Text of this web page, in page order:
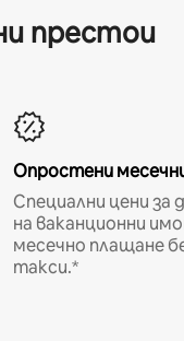
престои
Опростени
Специални цени за
на ваканционни
месечно плащане
такси.*